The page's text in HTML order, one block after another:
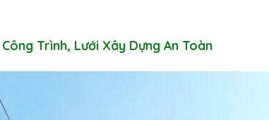
Trình, Lưới Xây Dựng An Toàn